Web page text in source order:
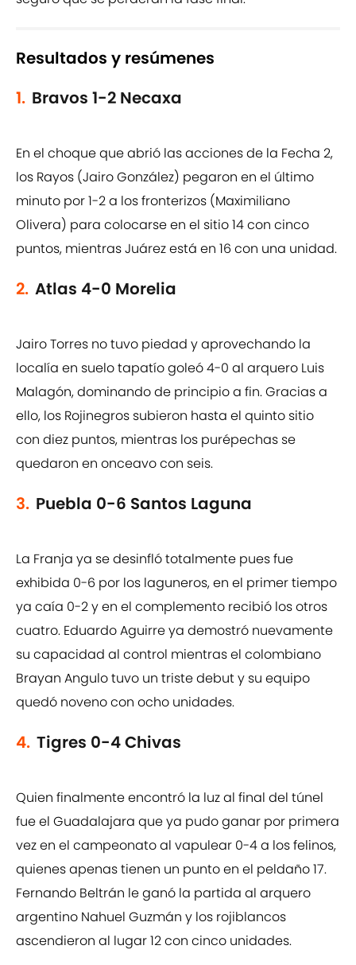
Resultados y resúmenes
1. Bravos 1-2 Necaxa
En el choque que abrió las acciones de la Fecha 2,
los Rayos (Jairo González) pegaron en el último
minuto por 1-2 a los fronterizos (Maximiliano
Olivera) para colocarse en el sitio 14 con cinco
puntos, mientras Juárez está en 16 con una unidad.
2. Atlas 4-0 Morelia
Jairo Torres no tuvo piedad y aprovechando la
localía en suelo tapatío goleó 4-0 al arquero Luis
Malagón, dominando de principio a fin. Gracias a
ello, los Rojinegros subieron hasta el quinto sitio
con diez puntos, mientras los purépechas se
quedaron en onceavo con seis.
3. Puebla 0-6 Santos Laguna
La Franja ya se desinfló totalmente pues fue
exhibida 0-6 por los laguneros, en el primer tiempo
ya caía 0-2 y en el complemento recibió los otros
cuatro. Eduardo Aguirre ya demostró nuevamente
su capacidad al control mientras el colombiano
Brayan Angulo tuvo un triste debut y su equipo
quedó noveno con ocho unidades.
4. Tigres 0-4 Chivas
Quien finalmente encontró la luz al final del túnel
fue el Guadalajara que ya pudo ganar por primera
vez en el campeonato al vapulear 0-4 a los felinos,
quienes apenas tienen un punto en el peldaño 17.
Fernando Beltrán le ganó la partida al arquero
argentino Nahuel Guzmán y los rojiblancos
ascendieron al lugar 12 con cinco unidades.